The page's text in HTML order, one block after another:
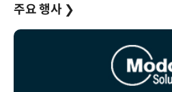
주요 행사 ❯